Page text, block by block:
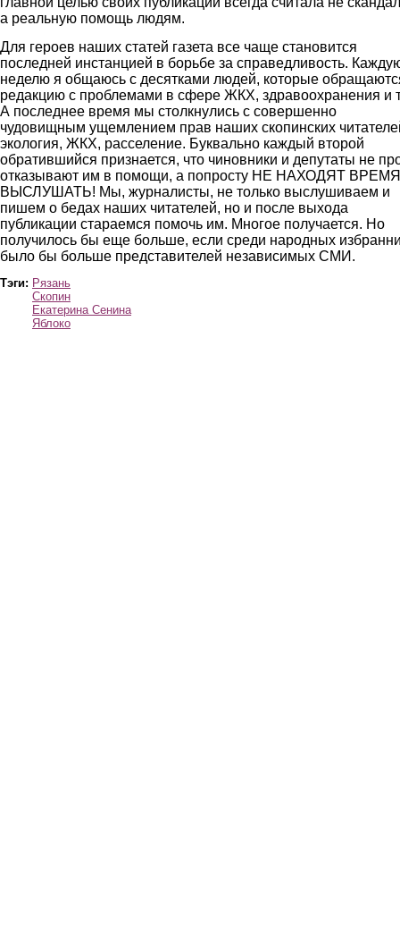
а реальную помощь людям.
Для героев наших статей газета все чаще становится
последней инстанцией в борьбе за справедливость.
неделю я общаюсь с десятками людей, которые
редакцию с проблемами в сфере ЖКХ, здравоохранения и
А последнее время мы столкнулись с совершенно
чудовищным ущемлением прав наших скопинских
экология, ЖКХ, расселение. Буквально каждый второй
обратившийся признается, что чиновники и депутаты не
отказывают им в помощи, а попросту НЕ НАХОДЯТ ВРЕМЯ
ВЫСЛУШАТЬ! Мы, журналисты, не только выслушиваем и
пишем о бедах наших читателей, но и после выхода
публикации стараемся помочь им. Многое получается. Но
получилось бы еще больше, если среди народных
было бы больше представителей независимых СМИ.
Тэги: Рязань
Скопин
Екатерина Сенина
Яблоко